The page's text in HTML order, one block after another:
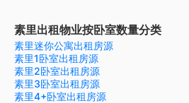
素里出租物业按卧室数量分类
素里迷你公寓出租房源
素里1卧室出租房源
素里2卧室出租房源
素里3卧室出租房源
素里4+卧室出租房源